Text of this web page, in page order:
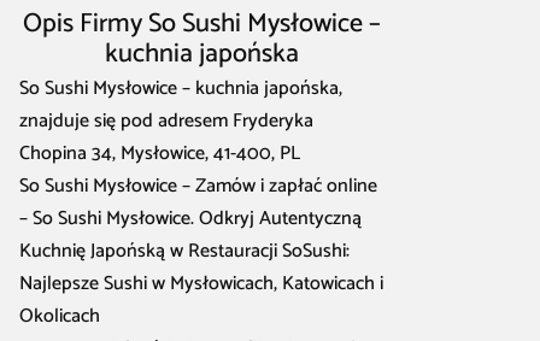
Opis Firmy So Sushi Mysłowice –
kuchnia japońska
So Sushi Mysłowice – kuchnia japońska,
znajduje się pod adresem Fryderyka
Chopina 34, Mysłowice, 41-400, PL
So Sushi Mysłowice – Zamów i zapłać online
– So Sushi Mysłowice. Odkryj Autentyczną
Kuchnię Japońską w Restauracji SoSushi:
Najlepsze Sushi w Mysłowicach, Katowicach i
Okolicach